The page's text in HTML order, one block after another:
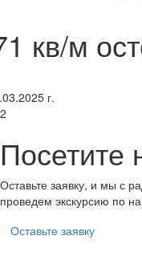
кв/м
г.
Посетите
Оставьте заявку, и мы с
проведем экскурсию по
Оставьте заявку